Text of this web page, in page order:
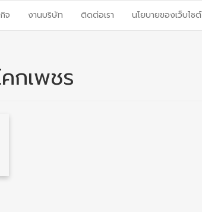
จ งานบริษัท ติดต่อเรา นโยบายของเว็บไซต์
กเพชร